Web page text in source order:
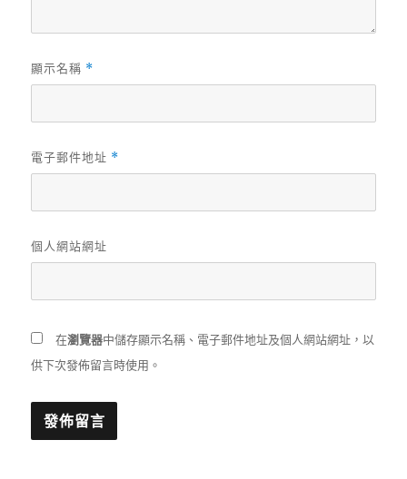
顯示名稱 *
電子郵件地址 *
個人網站網址
在瀏覽器中儲存顯示名稱、電子郵件地址及個人網站網址，以
供下次發佈留言時使用。